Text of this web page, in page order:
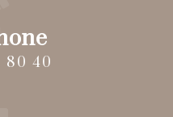
80 40